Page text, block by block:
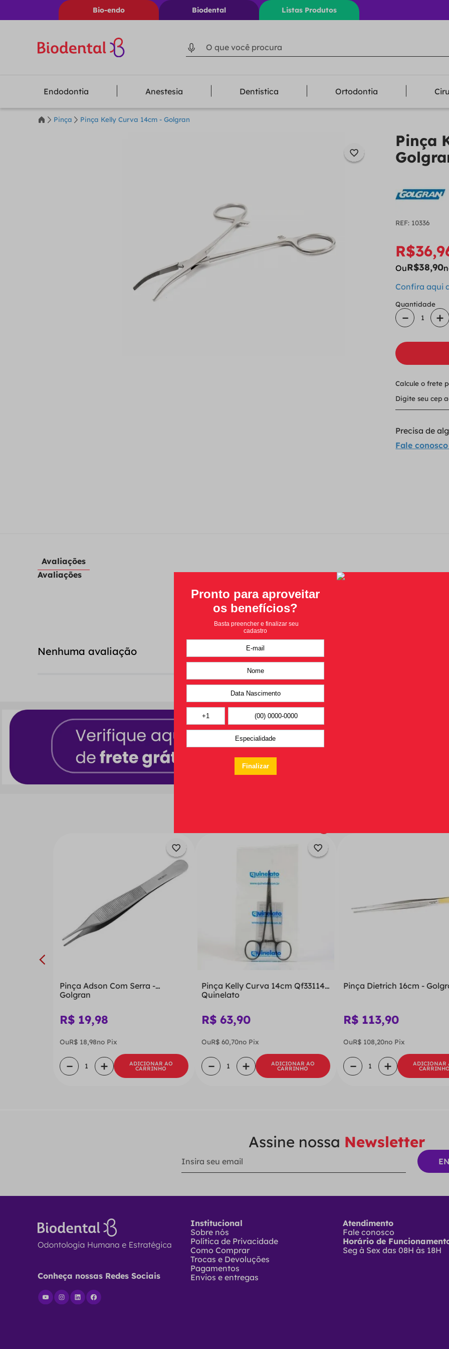
Bio-endo Biodental Listas Produtos
O que você procura
Endodontia Anestesia Dentistica Ortodontia
Pinça Pinça Kelly Curva 14cm - Golgran
Pinça
: 10336
R$36,
OuR$38,90
Confira aqui
Quantidade
＋
－
Calcule o frete
Precisa de
Fale
Avaliações
Avaliações
Classificação média: 0
Faça login para escrever uma avaliação.
Nenhuma avaliação
Pinça Adson Com Serra -
Golgran
R$ 19,98
OuR$ 18,98no Pix
＋
－ ADICIONAR AO
CARRINHO
Pinça Kelly Curva 14cm Qf33114 -
Quinelato
R$ 63,90
OuR$ 60,70no Pix
＋
－ ADICIONAR AO
CARRINHO
Pinça Dietrich 16cm -
R$ 113,90
OuR$ 108,20no Pix
＋
－ ADICIONAR
Assine nossa Newsletter
Conheça nossas Redes Sociais
Institucional
Sobre nós
Política de Privacidade
Como Comprar
Trocas e Devoluções
Pagamentos
Envios e entregas
Atendimento
Fale conosco
Horário de
Seg à Sex das 08H às 18H